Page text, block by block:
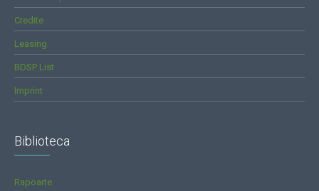
Credite
Leasing
BDSP List
Imprint
Biblioteca
Rapoarte